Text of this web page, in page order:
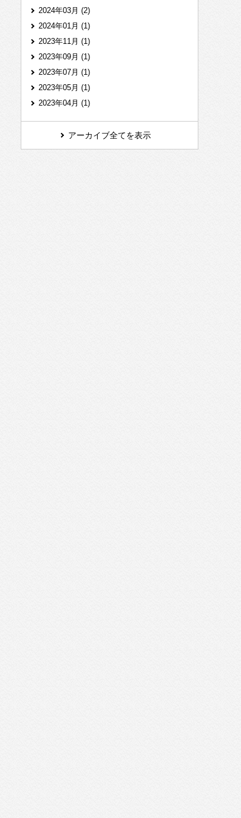
2024年03月 (2)
2024年01月 (1)
2023年11月 (1)
2023年09月 (1)
2023年07月 (1)
2023年05月 (1)
2023年04月 (1)
アーカイブ全てを表示